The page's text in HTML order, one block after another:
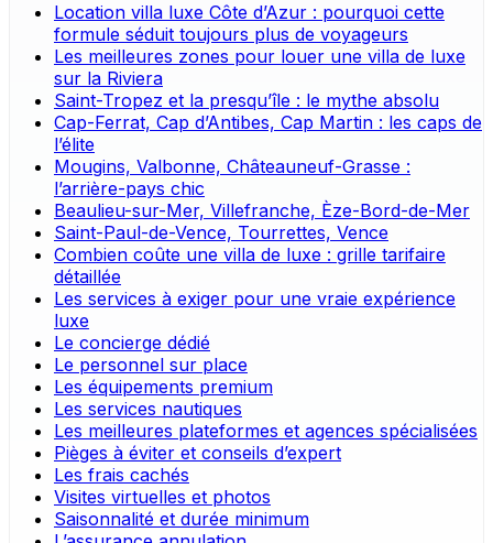
Location villa luxe Côte d’Azur : pourquoi cette
formule séduit toujours plus de voyageurs
Les meilleures zones pour louer une villa de luxe
sur la Riviera
Saint-Tropez et la presqu’île : le mythe absolu
Cap-Ferrat, Cap d’Antibes, Cap Martin : les caps de
l’élite
Mougins, Valbonne, Châteauneuf-Grasse :
l’arrière-pays chic
Beaulieu-sur-Mer, Villefranche, Èze-Bord-de-Mer
Saint-Paul-de-Vence, Tourrettes, Vence
Combien coûte une villa de luxe : grille tarifaire
détaillée
Les services à exiger pour une vraie expérience
luxe
Le concierge dédié
Le personnel sur place
Les équipements premium
Les services nautiques
Les meilleures plateformes et agences spécialisées
Pièges à éviter et conseils d’expert
Les frais cachés
Visites virtuelles et photos
Saisonnalité et durée minimum